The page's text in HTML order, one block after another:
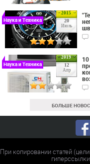
2015
20
Июль
Наука и Техника
2019
12
Апр
Наука и Техника
БОЛЬШЕ
При копировании статей